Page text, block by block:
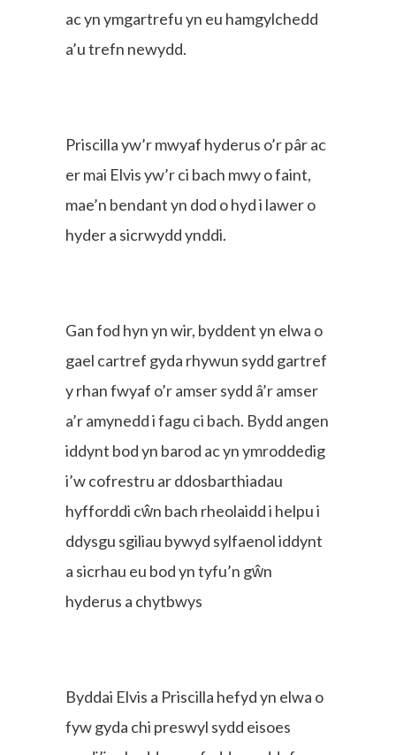
ac yn ymgartrefu yn eu hamgylchedd
a’u trefn newydd.
Priscilla yw’r mwyaf hyderus o’r pâr ac
er mai Elvis yw’r ci bach mwy o faint,
mae’n bendant yn dod o hyd i lawer o
hyder a sicrwydd ynddi.
Gan fod hyn yn wir, byddent yn elwa o
gael cartref gyda rhywun sydd gartref
y rhan fwyaf o’r amser sydd â’r amser
a’r amynedd i fagu ci bach. Bydd angen
iddynt bod yn barod ac yn ymroddedig
i’w cofrestru ar ddosbarthiadau
hyfforddi cŵn bach rheolaidd i helpu i
ddysgu sgiliau bywyd sylfaenol iddynt
a sicrhau eu bod yn tyfu’n gŵn
hyderus a chytbwys
Byddai Elvis a Priscilla hefyd yn elwa o
fyw gyda chi preswyl sydd eisoes